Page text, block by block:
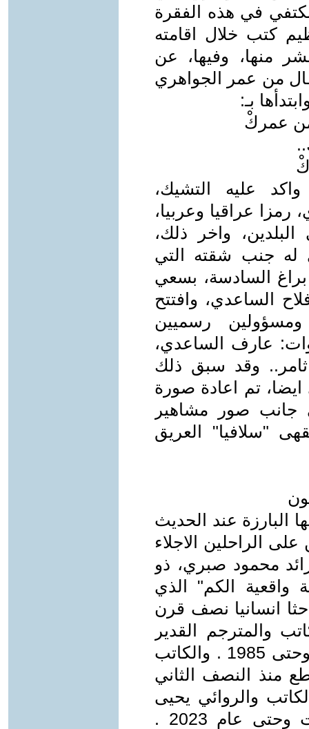
في هذه الفقرة
كتب خلال اقامته
عشر منها، وفيها، عن
من عمر الجواهري
عمركْ
عليه التشيك،
عراقيا وعربيا،
واخر ذلك،
له جنب شقته التي
السادسة، بسعي
الساعدي، وافتتح
ومسؤولين رسميين
عارف الساعدي،
وقد سبق ذلك
تم اعادة صورة
جانب صور مشاهير
"سلافيا" العريق
البارزة عند الحديث
الراحلين الاجلاء
محمود صبري، ذو
واقعية الكم" الذي
انسانيا نصف قرن
والمترجم القدير
مصطفى عبود منذ اواخر السبعينات وحتى 1985 . والكاتب
منذ النصف الثاني
وحتى عام 1981.. والكاتب والروائي يحيى
بابان – جيان، من منتصف الستينات وحتى عام 2023 .